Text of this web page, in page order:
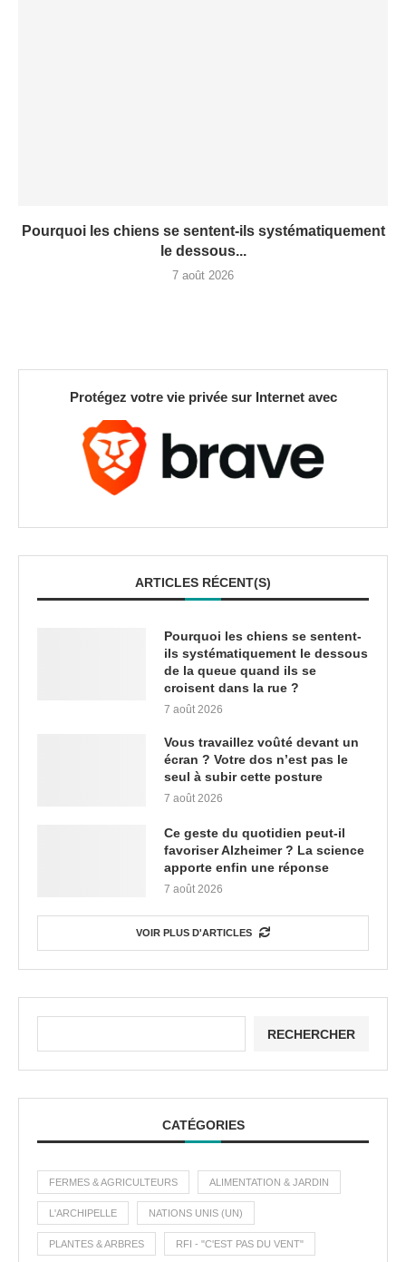
Pourquoi les chiens se sentent-ils systématiquement
le dessous...
7 août 2026
Protégez votre vie privée sur Internet avec
ARTICLES RÉCENT(S)
Pourquoi les chiens se sentent-
ils systématiquement le dessous
de la queue quand ils se
croisent dans la rue ?
7 août 2026
Vous travaillez voûté devant un
écran ? Votre dos n’est pas le
seul à subir cette posture
7 août 2026
Ce geste du quotidien peut-il
favoriser Alzheimer ? La science
apporte enfin une réponse
7 août 2026
VOIR PLUS D'ARTICLES
RECHERCHER
CATÉGORIES
FERMES & AGRICULTEURS ALIMENTATION & JARDIN
L'ARCHIPELLE NATIONS UNIS (UN)
PLANTES & ARBRES RFI - "C'EST PAS DU VENT"